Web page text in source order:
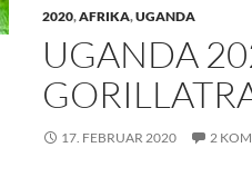
2020,AFRIKA,UGANDA
UGANDA
17. FEBRUAR 2020 2